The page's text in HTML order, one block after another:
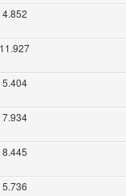
4.852
11.927
5.404
7.934
8.445
5.736